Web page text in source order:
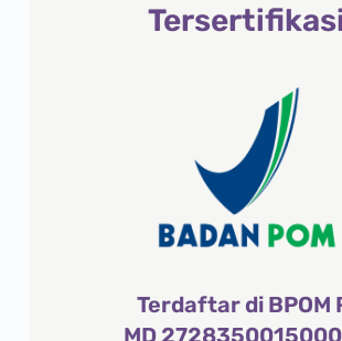
Tersertifikasi
Terdaftar di BPOM
MD